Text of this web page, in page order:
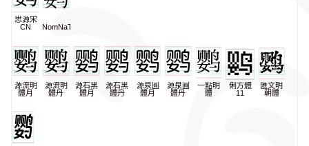
思源宋
CN
NomNaTong
源流明
體月
源流明
體丹
源石黑
體月
源石黑
體丹
源泉圓
體月
源泉圓
體丹
一點明
體
俐方體
11
匯文明
朝體